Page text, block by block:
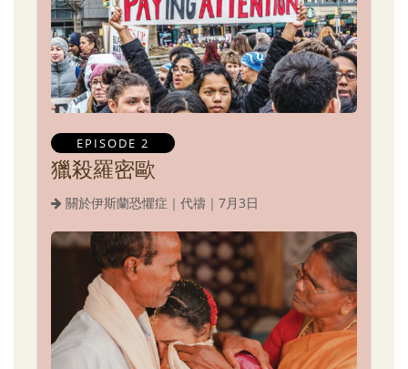
EPISODE 2
獵殺羅密歐
關於伊斯蘭恐懼症｜代禱｜7月3日